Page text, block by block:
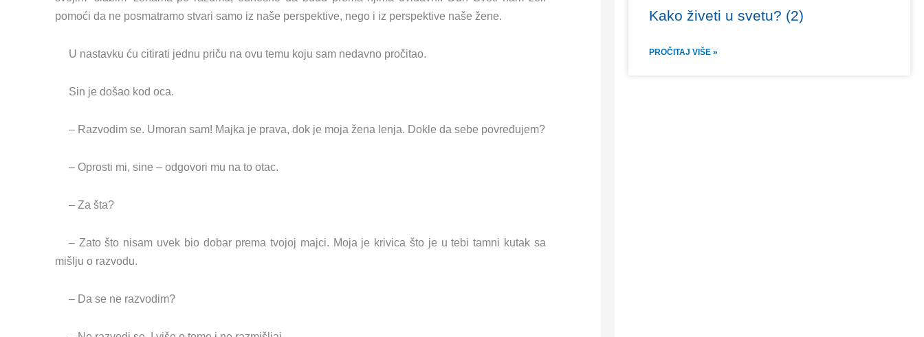
pomoći da ne posmatramo stvari samo iz naše perspektive, nego i iz perspektive naše žene.
U nastavku ću citirati jednu priču na ovu temu koju sam nedavno pročitao.
Sin je došao kod oca.
– Razvodim se. Umoran sam! Majka je prava, dok je moja žena lenja. Dokle da sebe povređujem?
– Oprosti mi, sine – odgovori mu na to otac.
– Za šta?
– Zato što nisam uvek bio dobar prema tvojoj majci. Moja je krivica što je u tebi tamni kutak sa
mišlju o razvodu.
– Da se ne razvodim?
Kako živeti u svetu? (2)
PROČITAJ VIŠE »